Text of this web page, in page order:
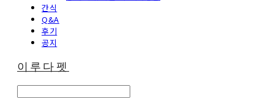
간식
Q&A
후기
공지
이루다펫